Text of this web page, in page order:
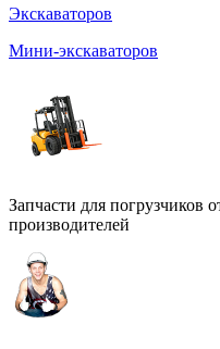
Экскаваторов
Мини-экскаваторов
Запчасти для погрузчиков
производителей